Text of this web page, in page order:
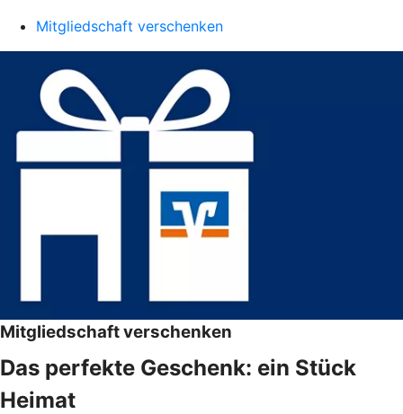
Mitgliedschaft verschenken
Mitgliedschaft verschenken
Das perfekte Geschenk: ein Stück
Heimat